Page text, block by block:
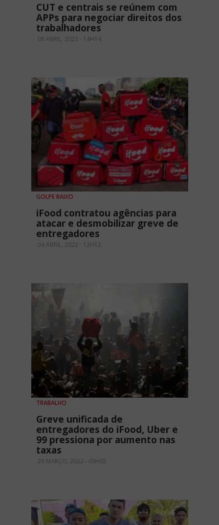
CUT e centrais se reúnem com
APPs para negociar direitos dos
trabalhadores
08 ABRIL, 2022 - 14H14
GOLPE BAIXO
iFood contratou agências para
atacar e desmobilizar greve de
entregadores
04 ABRIL, 2022 - 13H12
TRABALHO
Greve unificada de
entregadores do iFood, Uber e
99 pressiona por aumento nas
taxas
28 MARÇO, 2022 - 09H05